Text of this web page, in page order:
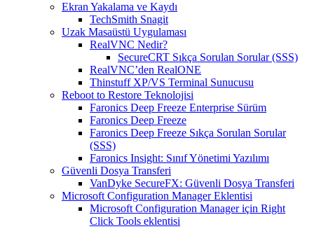
Ekran Yakalama ve Kaydı
TechSmith Snagit
Uzak Masaüstü Uygulaması
RealVNC Nedir?
SecureCRT Sıkça Sorulan Sorular (SSS)
RealVNC’den RealONE
Thinstuff XP/VS Terminal Sunucusu
Reboot to Restore Teknolojisi
Faronics Deep Freeze Enterprise Sürüm
Faronics Deep Freeze
Faronics Deep Freeze Sıkça Sorulan Sorular
(SSS)
Faronics Insight: Sınıf Yönetimi Yazılımı
Güvenli Dosya Transferi
VanDyke SecureFX: Güvenli Dosya Transferi
Microsoft Configuration Manager Eklentisi
Microsoft Configuration Manager için Right
Click Tools eklentisi